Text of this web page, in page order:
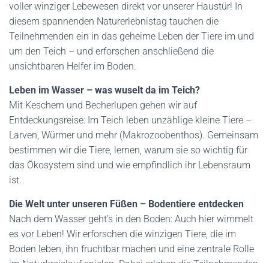
voller winziger Lebewesen direkt vor unserer Haustür! In
diesem spannenden Naturerlebnistag tauchen die
Teilnehmenden ein in das geheime Leben der Tiere im und
um den Teich – und erforschen anschließend die
unsichtbaren Helfer im Boden.
Leben im Wasser – was wuselt da im Teich?
Mit Keschern und Becherlupen gehen wir auf
Entdeckungsreise: Im Teich leben unzählige kleine Tiere –
Larven, Würmer und mehr (Makrozoobenthos). Gemeinsam
bestimmen wir die Tiere, lernen, warum sie so wichtig für
das Ökosystem sind und wie empfindlich ihr Lebensraum
ist.
Die Welt unter unseren Füßen – Bodentiere entdecken
Nach dem Wasser geht’s in den Boden: Auch hier wimmelt
es vor Leben! Wir erforschen die winzigen Tiere, die im
Boden leben, ihn fruchtbar machen und eine zentrale Rolle